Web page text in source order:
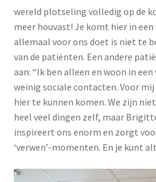
wereld plotseling volledig op de
meer houvast! Je komt hier in
allemaal voor ons doet is niet te
van de patiënten. Een andere
aan: “Ik ben alleen en woon in
weinig sociale contacten. Voor
hier te kunnen komen. We zijn
heel veel dingen zelf, maar
inspireert ons enorm en zorgt
‘verwen’-momenten. En je kunt